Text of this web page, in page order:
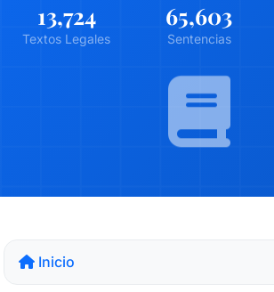
13,724
Textos Legales
65,603
Sentencias
Inicio